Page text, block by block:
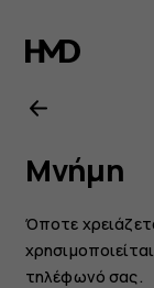
Nokia
2720
Μνήμη
Όποτε
τηλέφωνό σας.